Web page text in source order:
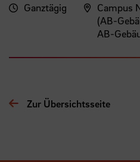
Ganztägig
Campus
(AB-
AB-
Zur Übersichtsseite